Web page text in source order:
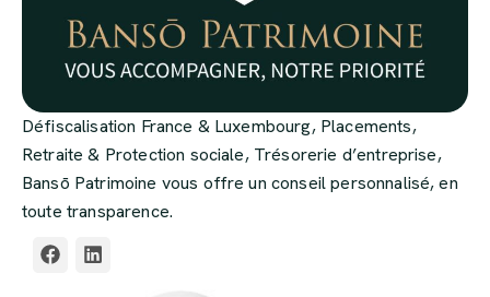
Défiscalisation France & Luxembourg, Placements,
Retraite & Protection sociale, Trésorerie d’entreprise,
Bansō Patrimoine vous offre un conseil personnalisé, en
toute transparence.